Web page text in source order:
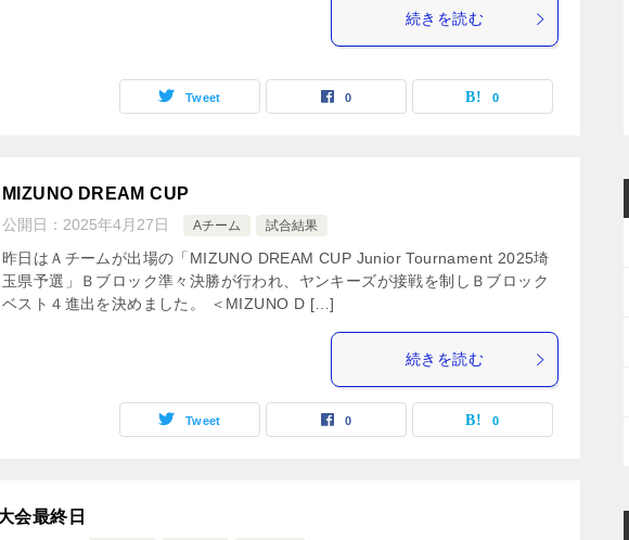
続きを読む
Tweet 0 0
MIZUNO DREAM CUP
公開日： 2025年4月27日 Aチーム 試合結果
昨日はＡチームが出場の「MIZUNO DREAM CUP Junior Tournament 2025埼
玉県予選」Ｂブロック準々決勝が行われ、ヤンキーズが接戦を制しＢブロック
ベスト４進出を決めました。 ＜MIZUNO D […]
続きを読む
Tweet 0 0
会最終日